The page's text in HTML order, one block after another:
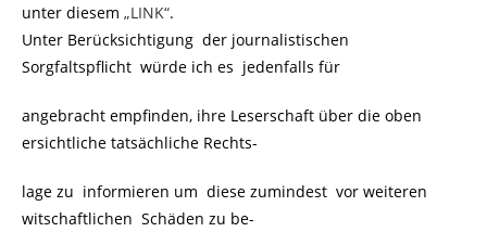
unter diesem „LINK“.
Unter Berücksichtigung der journalistischen
Sorgfaltspflicht würde ich es jedenfalls für
angebracht empfinden, ihre Leserschaft über die oben
ersichtliche tatsächliche Rechts-
lage zu informieren um diese zumindest vor weiteren
witschaftlichen Schäden zu be-